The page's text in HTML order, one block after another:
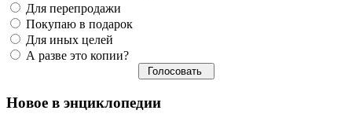
Для перепродажи
Покупаю в подарок
Для иных целей
А разве это копии?
Новое в энциклопедии